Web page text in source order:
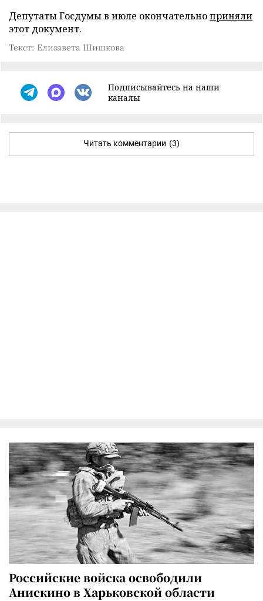
Депутаты Госдумы в июле окончательноприняли
этот документ.
Текст: Елизавета Шишкова
Подписывайтесь на наши
каналы
Читать комментарии (3)
Российские войска освободили
Анискино в Харьковской области